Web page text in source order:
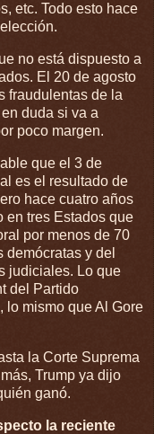
etc. Todo esto hace
no está dispuesto a
El 20 de agosto
fraudulentas de la
duda si va a
poco margen.
que el 3 de
es el resultado de
hace cuatro años
en tres Estados que
por menos de 70
y del
judiciales. Lo que
del Partido
lo mismo que Al Gore
la Corte Suprema
Trump ya dijo
ganó.
la reciente